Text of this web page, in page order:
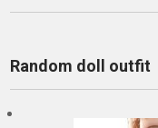
Random doll outfit